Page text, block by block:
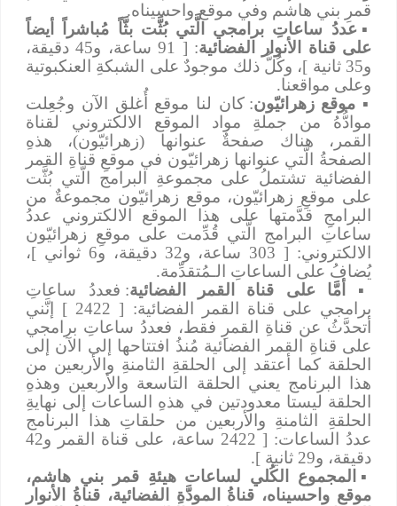
قمرِ بني هاشم وفي موقع واحسيناه.
عددُ ساعاتِ برامجي الَّتي بُثَّت بثَّاً مُباشراً أيضاً
على قناة الأنوار الفضائية
: [ 91 ساعة، و45 دقيقة،
و35 ثانية ]، وكُلُّ ذلك موجودٌ على الشبكةِ العنكبوتية
وعلى مواقعنا.
موقع زهرائيّون: كان لنا موقع أُغلق الآن وجُعِلت
موادُّهُ من جملةِ مواد الموقع الالكتروني لقناة
القمر، هناك صفحةٌ عنوانها (زهرائيّون)، هذهِ
الصفحةُ الَّتي عنوانها زهرائيّون في موقعِ قناةِ القمر
الفضائية تشتملُ على مجموعةِ البرامج الَّتي بُثَّت
على موقعِ زهرائيّون، موقع زهرائيّون مجموعةٌ من
البرامجِ قدَّمتها على هذا الموقع الالكتروني عددُ
ساعاتِ البرامج الَّتي قُدِّمت على موقعِ زهرائيّون
الالكتروني: [ 303 ساعة، و32 دقيقة، و6 ثواني ]،
يُضافُ على الساعاتِ الـمُتقدِّمة.
أمَّا على قناة القمر الفضائية: فعددُ ساعاتِ
برامجي على قناة القمر الفضائية: [ 2422 ] إنَّني
أتحدَّثُ عن قناةِ القمرِ فقط، فعددُ ساعاتِ برامجي
على قناةِ القمر الفضائية مُنذُ افتتاحها إلى الآن إلى
الحلقة كما أعتقد إلى الحلقةِ الثامنةِ والأربعين من
هذا البرنامج يعني الحلقة التاسعة والأربعين وهذهِ
الحلقة ليستا معدودتين في هذهِ الساعات إلى نهايةِ
الحلقةِ الثامنةِ والأربعين من حلقاتِ هذا البرنامج
عددُ الساعات: [ 2422 ساعة، على قناة القمر و42
دقيقة، و29 ثانية ].
المجموع الكُلي لساعات هيئةِ قمر بني هاشم،
موقع واحسيناه، قناةُ المودَّةِ الفضائية، قناةُ الأنوار